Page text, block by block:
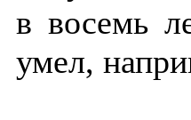
в восемь
умел,